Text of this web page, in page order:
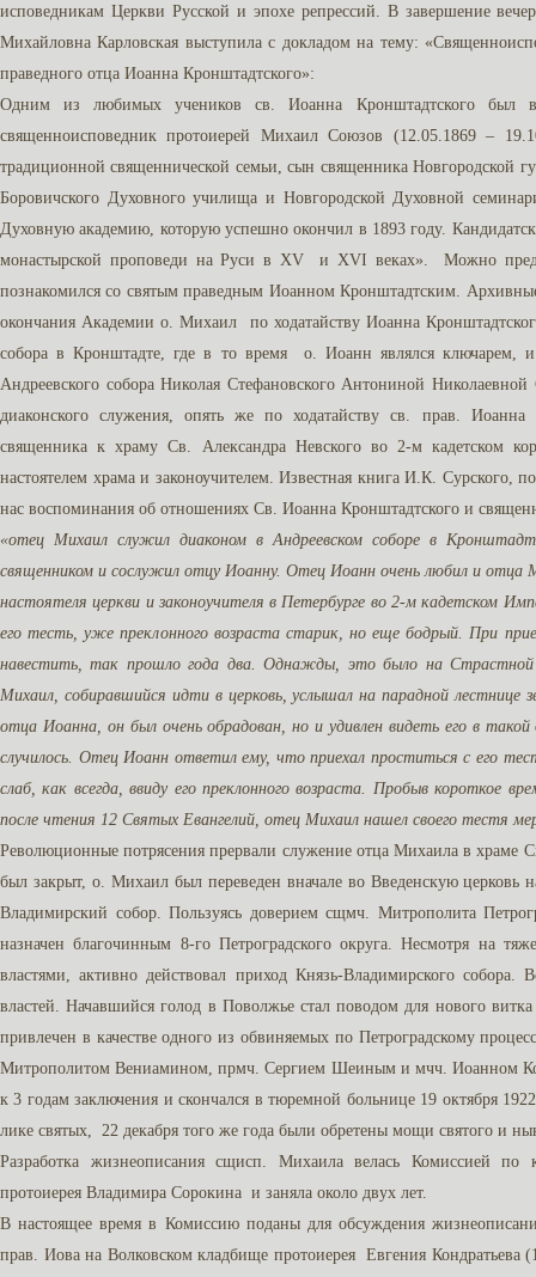
исповедникам Церкви Русской и эпохе репрессий. В завершение
Михайловна Карловская выступила с докладом на тему:
праведного отца Иоанна Кронштадтского»:
Одним из любимых учеников св. Иоанна Кронштадтского был
священноисповедник протоиерей Михаил Союзов (12.05.1869 –
традиционной священнической семьи, сын священника Новгородской
Боровичского Духовного училища и Новгородской Духовной
Духовную академию, которую успешно окончил в 1893 году.
монастырской проповеди на Руси в XV и XVI веках». Можно
познакомился со святым праведным Иоанном Кронштадтским.
окончания Академии о. Михаил по ходатайству Иоанна
собора в Кронштадте, где в то время о. Иоанн являлся ключарем,
Андреевского собора Николая Стефановского Антониной
диаконского служения, опять же по ходатайству св. прав.
священника к храму Св. Александра Невского во 2-м кадетском
настоятелем храма и законоучителем. Известная книга И.К. Сурского,
нас воспоминания об отношениях Св. Иоанна Кронштадтского и
«отец Михаил служил диаконом в Андреевском соборе в
священником и сослужил отцу Иоанну. Отец Иоанн очень любил и отца
настоятеля церкви и законоучителя в Петербурге во 2-м кадетском
его тесть, уже преклонного возраста старик, но еще бодрый. При
навестить, так прошло года два. Однажды, это было на Страстной
Михаил, собиравшийся идти в церковь, услышал на парадной лестнице
отца Иоанна, он был очень обрадован, но и удивлен видеть его в
случилось. Отец Иоанн ответил ему, что приехал проститься с его
слаб, как всегда, ввиду его преклонного возраста. Пробыв короткое
после чтения 12 Святых Евангелий, отец Михаил нашел своего тестя
Революционные потрясения прервали служение отца Михаила в храме
был закрыт, о. Михаил был переведен вначале во Введенскую церковь
Владимирский собор. Пользуясь доверием сщмч. Митрополита
назначен благочинным 8-го Петроградского округа. Несмотря на
властями, активно действовал приход Князь-Владимирского собора.
властей. Начавшийся голод в Поволжье стал поводом для нового
привлечен в качестве одного из обвиняемых по Петроградскому
Митрополитом Вениамином, прмч. Сергием Шеиным и мчч. Иоанном
к 3 годам заключения и скончался в тюремной больнице 19 октября
лике святых, 22 декабря того же года были обретены мощи святого и
Разработка жизнеописания сщисп. Михаила велась Комиссией по
протоиерея Владимира Сорокина и заняла около двух лет.
В настоящее время в Комиссию поданы для обсуждения
прав. Иова на Волковском кладбище протоиерея Евгения Кондратьева